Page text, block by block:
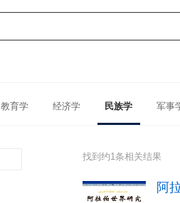
教育学 经济学 民族学 军事
找到约1条相关结果
阿